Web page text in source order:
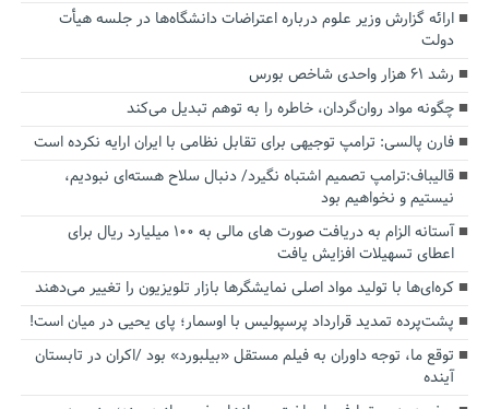
ارائه گزارش وزیر علوم درباره اعتراضات دانشگاه‌ها در جلسه هیأت
دولت
رشد ۶۱ هزار واحدی شاخص بورس
چگونه مواد روان‌گردان، خاطره را به توهم تبدیل می‌کند
فارن پالسی: ترامپ توجیهی برای تقابل نظامی با ایران ارایه نکرده است
قالیباف:ترامپ تصمیم اشتباه نگیرد/ دنبال سلاح هسته‌ای نبودیم،
نیستیم و نخواهیم بود
آستانه الزام به دریافت صورت های مالی به ۱۰۰ میلیارد ریال برای
اعطای تسهیلات افزایش یافت
کره‌ای‌ها با تولید مواد اصلی نمایشگرها بازار تلویزیون را تغییر می‌دهند
پشت‌پرده تمدید قرارداد پرسپولیس با اوسمار؛ پای یحیی در میان است!
توقع ما، توجه داوران به فیلم مستقل «بیلبورد» بود /اکران در تابستان
آینده